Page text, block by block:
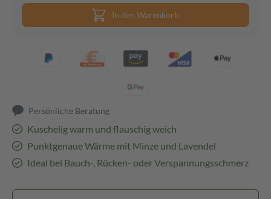
In den Warenkorb
Persönliche Beratung
Kuschelig warm und flauschig weich
Punktgenaue Wärme mit Minze und Lavendel
Ideal bei Bauch-, Rücken- oder Verspannungsschmerz